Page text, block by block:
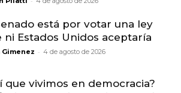
está por votar una ley
ni Estados Unidos aceptaría
Gimenez - 4 de agosto de 2026
que vivimos en democracia?